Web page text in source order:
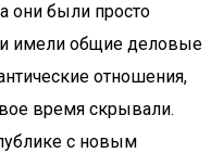
они были просто
и имели общие деловые
отношения,
время скрывали.
с новым